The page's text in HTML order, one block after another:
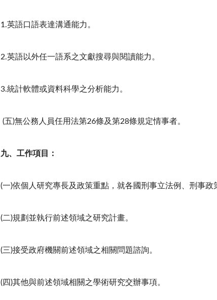
1.英語口語表達溝通能力。
2.英語以外任一語系之文獻搜尋與閱讀能力。
3.統計軟體或資料科學之分析能力。
(五)無公務人員任用法第26條及第28條規定情事者。
九、工作項目：
(一)依個人研究專長及政策重點，就各國刑事立法例、刑事政
(二)規劃並執行前述領域之研究計畫。
(三)接受政府機關前述領域之相關問題諮詢。
(四)其他與前述領域相關之學術研究交辦事項。